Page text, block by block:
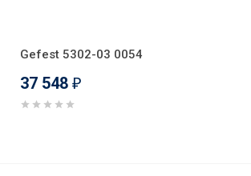
Gefest 5302-03 0054
37 548 ₽